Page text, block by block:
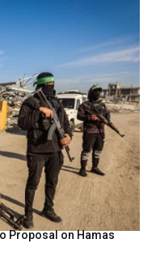
Proposal on Hamas